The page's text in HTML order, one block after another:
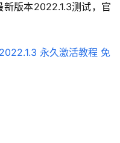
版本2022.1.3测试，官